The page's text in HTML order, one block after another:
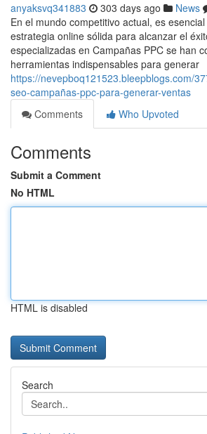
anyaksvq341883 303 days ago News
En el mundo competitivo actual, es
estrategia online sólida para alcanzar el
especializadas en Campañas PPC se han
herramientas indispensables para generar
https://nevepboq121523.bleepblogs.com/
seo-campañas-ppc-para-generar-ventas
Comments
Who Upvoted
Comments
Submit a Comment
No HTML
HTML is disabled
Search